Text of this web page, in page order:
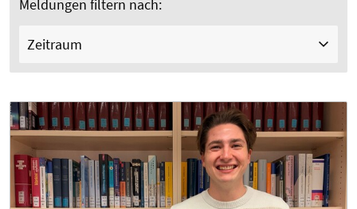
Meldungen filtern nach:
Zeitraum